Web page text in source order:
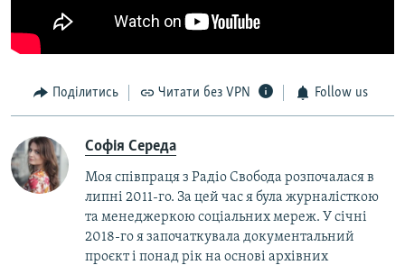
Поділитись Читати без VPN Follow us
Софія Середа
Моя співпраця з Радіо Свобода розпочалася в
липні 2011-го. За цей час я була журналісткою
та менеджеркою соціальних мереж. У січні
2018-го я започаткувала документальний
проєкт і понад рік на основі архівних